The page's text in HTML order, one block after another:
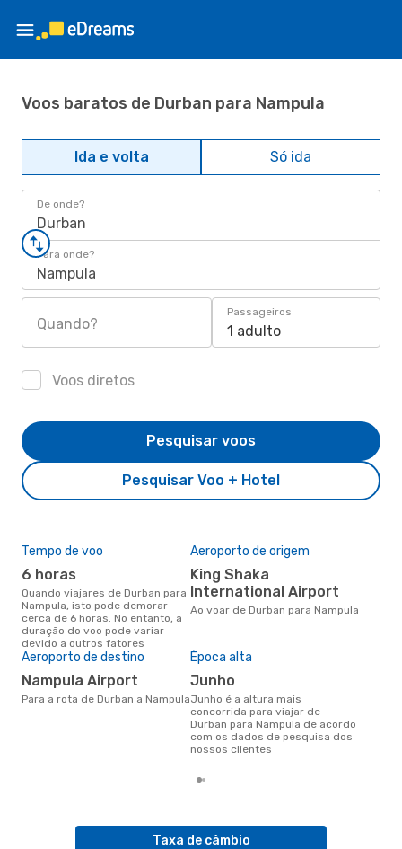
Voos baratos de Durban para Nampula
Ida e volta Só ida
De onde?
Durban
Para onde?
Nampula
Quando?
Passageiros
1 adulto
Voos diretos
Pesquisar Voo + Hotel
Pesquisar voos
Tempo de voo
6 horas
Quando viajares de Durban para
Nampula, isto pode demorar
cerca de 6 horas. No entanto, a
duração do voo pode variar
devido a outros fatores
Aeroporto de origem
King Shaka
International Airport
Ao voar de Durban para Nampula
Aeroporto de destino
Nampula Airport
Para a rota de Durban a Nampula
Época alta
junho
junho é a altura mais
concorrida para viajar de
Durban para Nampula de acordo
com os dados de pesquisa dos
nossos clientes
Taxa de câmbio